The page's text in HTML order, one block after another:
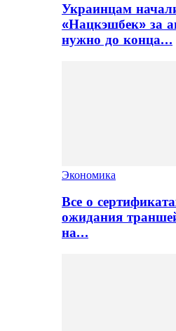
Украинцам
«Нацкэшбек» за
нужно до конца…
Экономика
Все о
ожидания
на…